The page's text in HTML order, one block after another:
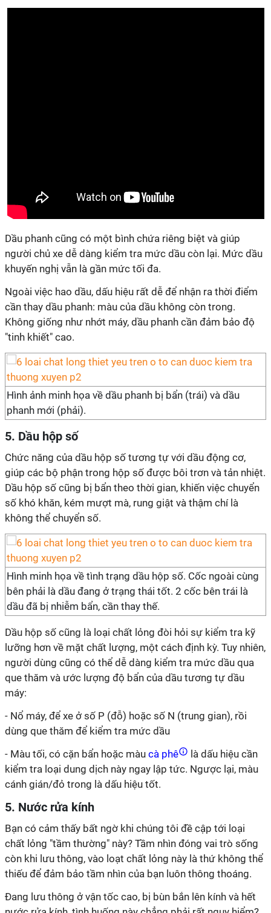
Dầu phanh cũng có một bình chứa riêng biệt và giúp
người chủ xe dễ dàng kiểm tra mức dầu còn lại. Mức dầu
khuyến nghị vẫn là gần mức tối đa.
Ngoài việc hao dầu, dấu hiệu rất dễ để nhận ra thời điểm
cần thay dầu phanh: màu của dầu không còn trong.
Không giống như nhớt máy, dầu phanh cần đảm bảo độ
"tinh khiết" cao.
Hình ảnh minh họa về dầu phanh bị bẩn (trái) và dầu
phanh mới (phải).
5. Dầu hộp số
Chức năng của dầu hộp số tương tự với dầu động cơ,
giúp các bộ phận trong hộp số được bôi trơn và tản nhiệt.
Dầu hộp số cũng bị bẩn theo thời gian, khiến việc chuyển
số khó khăn, kém mượt mà, rung giật và thậm chí là
không thể chuyển số.
Hình minh họa về tình trạng dầu hộp số. Cốc ngoài cùng
bên phải là dầu đang ở trạng thái tốt. 2 cốc bên trái là
dầu đã bị nhiễm bẩn, cần thay thế.
Dầu hộp số cũng là loại chất lỏng đòi hỏi sự kiểm tra kỹ
lưỡng hơn về mặt chất lượng, một cách định kỳ. Tuy nhiên,
người dùng cũng có thể dễ dàng kiểm tra mức dầu qua
que thăm và ước lượng độ bẩn của dầu tương tự dầu
máy:
- Nổ máy, để xe ở số P (đỗ) hoặc số N (trung gian), rồi
dùng que thăm để kiểm tra mức dầu
- Màu tối, có cặn bẩn hoặc màu cà phê
là dấu hiệu cần
kiểm tra loại dung dịch này ngay lập tức. Ngược lại, màu
cánh gián/đỏ trong là dấu hiệu tốt.
5. Nước rửa kính
Bạn có cảm thấy bất ngờ khi chúng tôi đề cập tới loại
chất lỏng "tầm thường" này? Tầm nhìn đóng vai trò sống
còn khi lưu thông, vào loạt chất lỏng này là thứ không thể
thiếu để đảm bảo tầm nhìn của bạn luôn thông thoáng.
Đang lưu thông ở vận tốc cao, bị bùn bắn lên kính và hết